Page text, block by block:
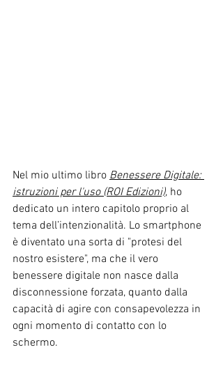
Nel mio ultimo libro Benessere Digitale:
istruzioni per l'uso (ROI Edizioni), ho
dedicato un intero capitolo proprio al
tema dell’intenzionalità. Lo smartphone
è diventato una sorta di "protesi del
nostro esistere", ma che il vero
benessere digitale non nasce dalla
disconnessione forzata, quanto dalla
capacità di agire con consapevolezza in
ogni momento di contatto con lo
schermo.